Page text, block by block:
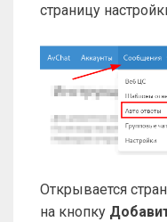
страницу
Открывается
на кнопку